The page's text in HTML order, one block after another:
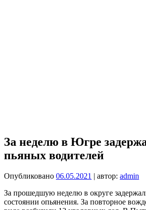
За неделю в Югре
пьяных водителей
Опубликовано 06.05.2021 | автор: admin
За прошедшую неделю в округе
состоянии опьянения. За повторное